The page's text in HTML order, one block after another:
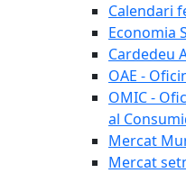
Calendari
Economia
Cardedeu
OAE -
OMIC -
al
Mercat
Mercat